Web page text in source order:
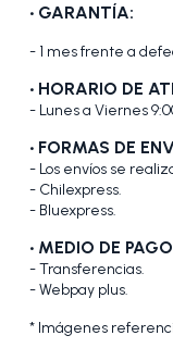
• GARANTÍA:
- 1 mes frente a
• HORARIO DE
- Lunes a Viernes
• FORMAS DE
- Los envíos se
- Chilexpress.
- Bluexpress.
• MEDIO DE
- Transferencias.
- Webpay plus.
* Imágenes